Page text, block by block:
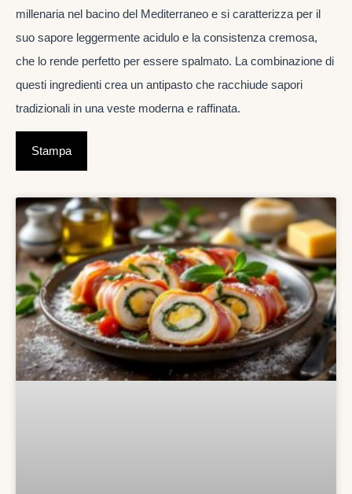
millenaria nel bacino del Mediterraneo e si caratterizza per il
suo sapore leggermente acidulo e la consistenza cremosa,
che lo rende perfetto per essere spalmato. La combinazione di
questi ingredienti crea un antipasto che racchiude sapori
tradizionali in una veste moderna e raffinata.
Stampa